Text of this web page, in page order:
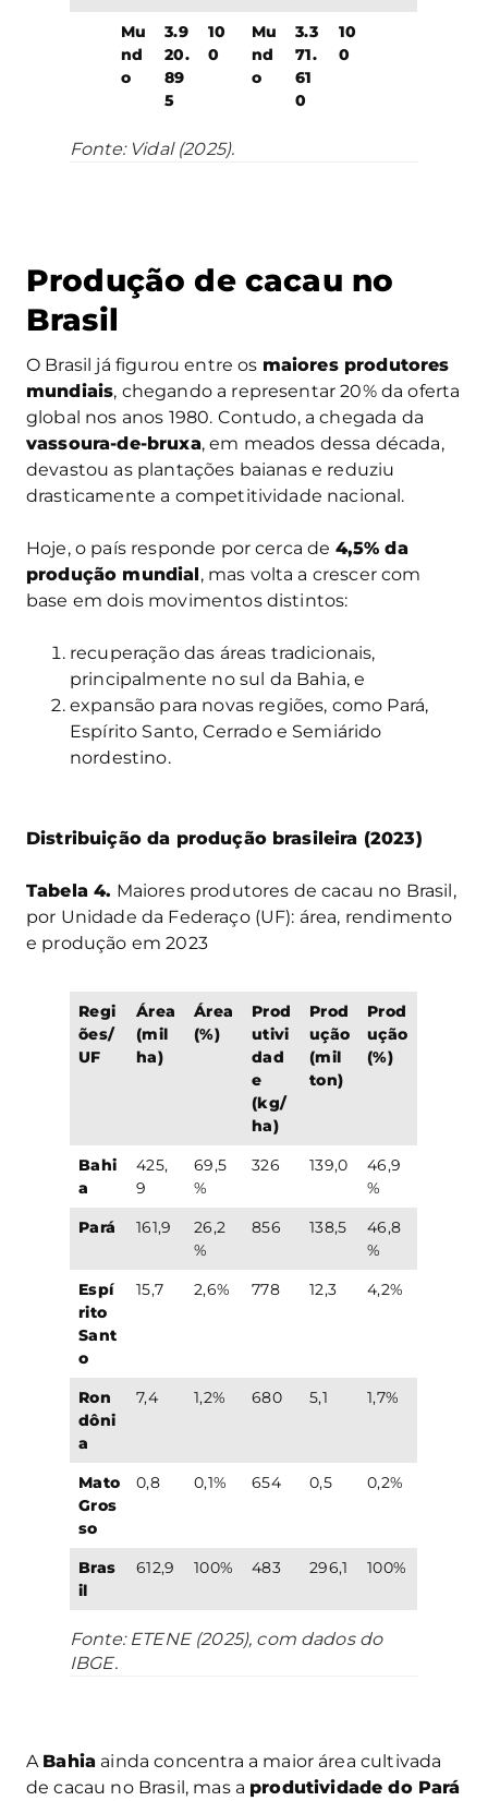
Mu
nd
o
3.9
20.
89
5
10
0
Mu
nd
o
3.3
71.
61
0
10
0
Fonte: Vidal (2025).
Produção de cacau no
Brasil
O Brasil já figurou entre os maiores produtores
mundiais, chegando a representar 20% da oferta
global nos anos 1980. Contudo, a chegada da
vassoura-de-bruxa, em meados dessa década,
devastou as plantações baianas e reduziu
drasticamente a competitividade nacional.
Hoje, o país responde por cerca de 4,5% da
produção mundial, mas volta a crescer com
base em dois movimentos distintos:
recuperação das áreas tradicionais,
principalmente no sul da Bahia, e
expansão para novas regiões, como Pará,
Espírito Santo, Cerrado e Semiárido
nordestino.
Distribuição da produção brasileira (2023)
Tabela 4. Maiores produtores de cacau no Brasil,
por Unidade da Federaço (UF): área, rendimento
e produção em 2023
Regi
ões/
UF
Área
(mil
ha)
Área
(%)
Prod
utivi
dad
e
(kg/
ha)
Prod
ução
(mil
ton)
Prod
ução
(%)
Bahi
a
425,
9
69,5
%
326 139,0
46,9
%
Pará
161,9
26,2
%
856 138,5
46,8
%
Espí
rito
Sant
o
15,7 2,6% 778 12,3 4,2%
Ron
dôni
a
7,4 1,2% 680 5,1 1,7%
Mato
Gros
so
0,8 0,1% 654 0,5 0,2%
Bras
il
612,9 100% 483 296,1 100%
Fonte: ETENE (2025), com dados do
IBGE.
A Bahia ainda concentra a maior área cultivada
de cacau no Brasil, mas a produtividade do Pará